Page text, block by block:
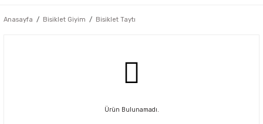
Anasayfa Bisiklet Giyim Bisiklet Taytı
Ürün Bulunamadı.